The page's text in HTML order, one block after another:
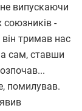
випускаючи
союзників -
тримав нас
сам, ставши